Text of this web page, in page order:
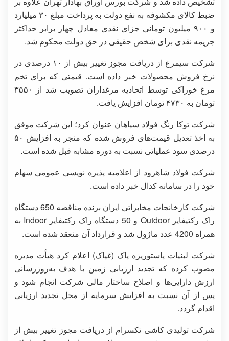
ضبط کالای مکشوفه به نفع دولت به پرداخت مبلغ ۳۰ میلیارد
و ۹۰۰ میلیون تومانی جزای نقدی معادل چهار برابر حداکثر
جریمه نقدی برای شخص حقیقی در حق دولت محکوم شد.
شرکت سیمرغ از دریافت مجوز تغییر بیش از ۱۰ درصدی در
نرخ فروش محصولات خبر داده است. قیمتی که برای تخم
مرغ خوراکی توسط اتحادیه مرغداران تصویب شد از ۳۵۵۰
تومان به ۴۷۳۰ تومان افزایش یافت.
شرکت توکا رنگ فولاد سپاهان عنوان کرد؛ این شرکت موفق
به اخذ تعدیل قیمت‌های فروش شده که منجر به افزایش ۵۰
درصدی سود عملیاتی نسبت به دوره مشابه قبل شده است.
شرکت فولاد شاهرود از اعلامیه پذیره نویسی عمومی سهام
خود را در سامانه کدال خبر داده است.
شرکت کارخانجات مخابراتی ایران برنده مناقصه 650 دستگاه
راک رکتیفایر Outdoor و 50 دستگاه راک رکتیفایر Indoor به
همراه 4200 عدد ماژول شد و قرارداد آن منعقد شده است.
شرکت لبنیات پاستوریزه پاک (غپاک) اعلام کرد هیأت مدیره
مصوب کرده که تجدید ارزیابی زمین با هدف به‌روزرسانی
ارزش دارایی‌ها و اصلاح ساختار مالی شرکت انجام شود و
پس از آن نسبت به افزایش سرمایه از محل تجدید ارزیابی
اقدام گردد.
شرکت تولیدی کاشی تکسرام از دریافت مجوز تغییر بیش از